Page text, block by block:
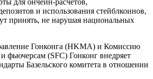
для ончейн-расчетов,
и использования стейблкоинов,
принять, не нарушая национальных
Гонконга (HKMA) и Комиссию
фьючерсам (SFC) Гонконг внедряет
Базельского комитета в отношении